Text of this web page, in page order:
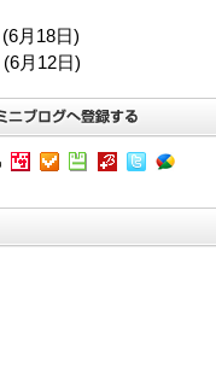
(6月18日)
(6月12日)